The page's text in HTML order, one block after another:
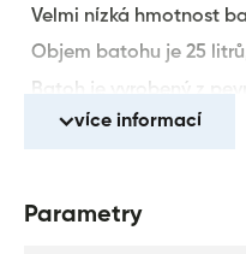
Velmi nízká hmotnost
Objem batohu je 25
Batoh je vyrobený z
recyklovaného materiálu.
Batoh má jako bonus
více informací
Parametry